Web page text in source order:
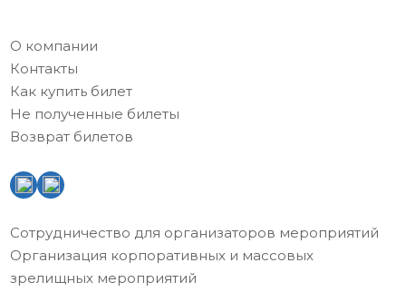
О компании
Контакты
Как купить билет
Не полученные билеты
Возврат билетов
Сотрудничество для организаторов мероприятий
Организация корпоративных и массовых
зрелищных мероприятий